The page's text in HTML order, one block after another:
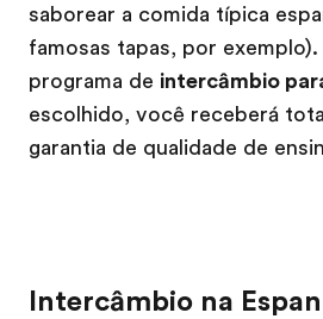
saborear a comida típica
famosas tapas, por
programa de intercâmbio
escolhido, você receberá
garantia de qualidade de
Intercâmbio na